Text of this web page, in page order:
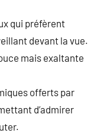
qui préfèrent
devant la vue.
mais exaltante
offerts par
d’admirer